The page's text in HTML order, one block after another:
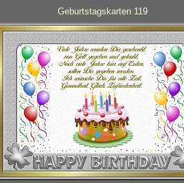
Geburtstagskarten 119